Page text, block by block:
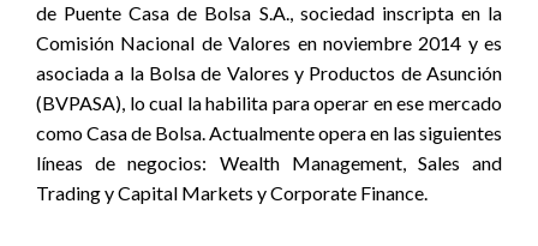
de Puente Casa de Bolsa S.A., sociedad inscripta en la
Comisión Nacional de Valores en noviembre 2014 y es
asociada a la Bolsa de Valores y Productos de Asunción
(BVPASA), lo cual la habilita para operar en ese mercado
como Casa de Bolsa. Actualmente opera en las siguientes
líneas de negocios: Wealth Management, Sales and
Trading y Capital Markets y Corporate Finance.